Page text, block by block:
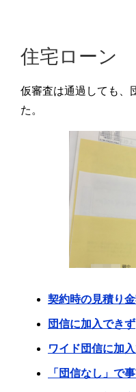
住宅ローン
仮審査は通過しても、
た。
契約時の見積り
団信に加入できず
ワイド団信に加
「団信なし」で